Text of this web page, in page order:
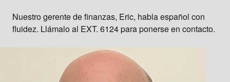
Nuestro gerente de finanzas, Eric, habla español con
fluidez. Llámalo al EXT. 6124 para ponerse en contacto.